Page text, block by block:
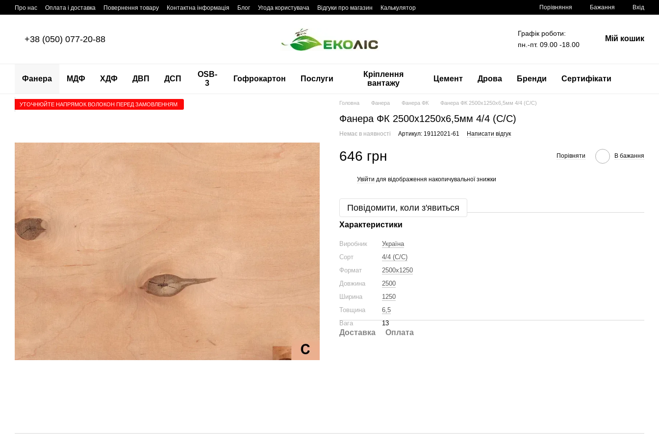
Перейти до основного контенту
Про нас Оплата і доставка Повернення товару Контактна інформація Блог Угода користувача Відгуки про магазин Калькулятор Порівняння Бажання Вхід
+38 (050) 077-20-88
Графік роботи:
пн.-пт. 09.00 -18.00
Мій кошик
Фанера МДФ ХДФ ДВП ДСП
OSB-
3
Гофрокартон Послуги
Кріплення
вантажу
Цемент Дрова Бренди Сертифікати
УТОЧНЮЙТЕ НАПРЯМОК ВОЛОКОН ПЕРЕД ЗАМОВЛЕННЯМ Головна Фанера Фанера ФК Фанера ФК 2500x1250x6,5мм 4/4 (C/C)
Фанера ФК 2500x1250x6,5мм 4/4 (C/C)
Немає в наявності Артикул: 19112021-61 Написати відгук
646 грн Порівняти В бажання
Увійти для відображення накопичувальної знижки
Повідомити, коли з'явиться
Характеристики
Виробник
Україна
Сорт
4/4 (C/C)
Формат
2500x1250
Довжина
2500
Ширина
1250
Товщина
6,5
Вага
13
Доставка Оплата